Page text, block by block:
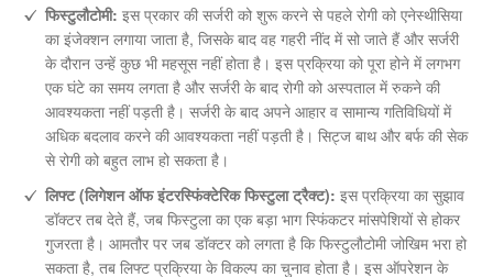
फिस्टुलौटोमी: इस प्रकार की सर्जरी को शुरू करने से पहले रोगी को एनेस्थीसिया
का इंजेक्शन लगाया जाता है, जिसके बाद वह गहरी नींद में सो जाते हैं और सर्जरी
के दौरान उन्हें कुछ भी महसूस नहीं होता है। इस प्रक्रिया को पूरा होने में लगभग
एक घंटे का समय लगता है और सर्जरी के बाद रोगी को अस्पताल में रुकने की
आवश्यकता नहीं पड़ती है। सर्जरी के बाद अपने आहार व सामान्य गतिविधियों में
अधिक बदलाव करने की आवश्यकता नहीं पड़ती है। सिट्ज बाथ और बर्फ की सेक
से रोगी को बहुत लाभ हो सकता है।
लिफ्ट (लिगेशन ऑफ इंटरस्फिंक्टेरिक फिस्टुला ट्रैक्ट): इस प्रक्रिया का सुझाव
डॉक्टर तब देते हैं, जब फिस्टुला का एक बड़ा भाग स्फिंकटर मांसपेशियों से होकर
गुजरता है। आमतौर पर जब डॉक्टर को लगता है कि फिस्टुलौटोमी जोखिम भरा हो
सकता है, तब लिफ्ट प्रक्रिया के विकल्प का चुनाव होता है। इस ऑपरेशन के